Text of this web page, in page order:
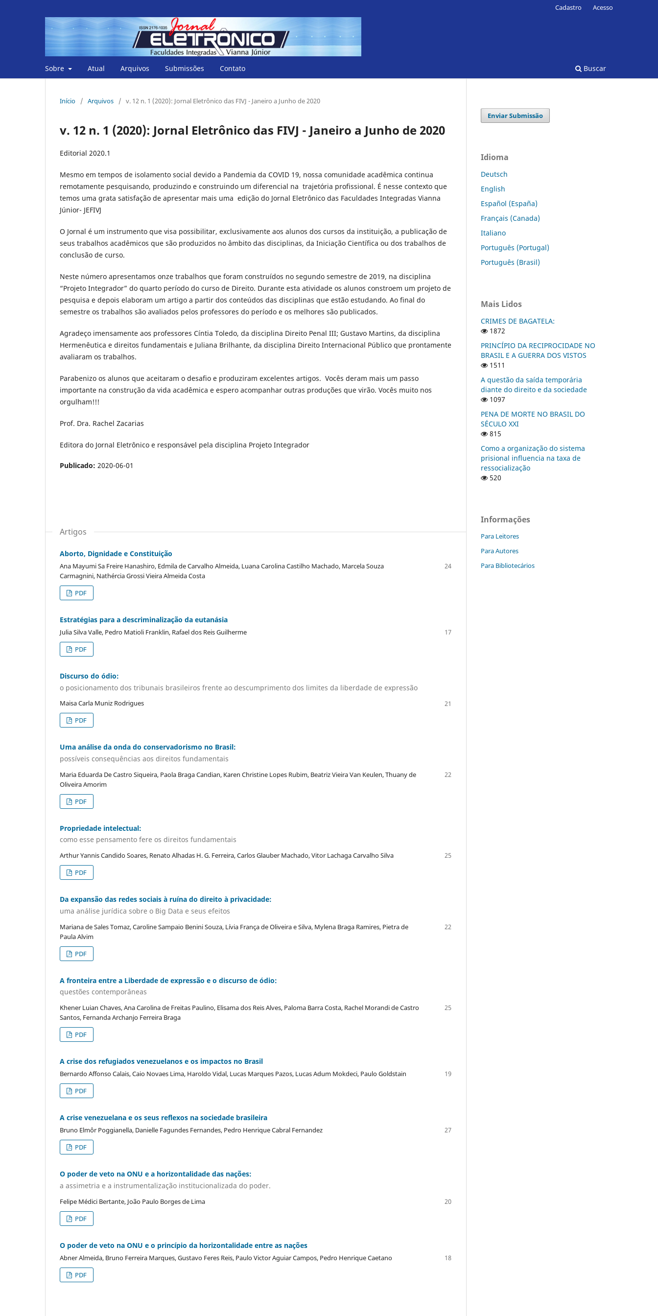
Sobre Atual Arquivos Submissões Contato Buscar
Cadastro Acesso
Início / Arquivos / v. 12 n. 1 (2020): Jornal Eletrônico das FIVJ - Janeiro a Junho de 2020
v. 12 n. 1 (2020): Jornal Eletrônico das FIVJ - Janeiro a Junho de 2020
Editorial 2020.1
Mesmo em tempos de isolamento social devido a Pandemia da COVID 19, nossa comunidade acadêmica continua
remotamente pesquisando, produzindo e construindo um diferencial na trajetória profissional. É nesse contexto que
temos uma grata satisfação de apresentar mais uma edição do Jornal Eletrônico das Faculdades Integradas Vianna
Júnior- JEFIVJ
O Jornal é um instrumento que visa possibilitar, exclusivamente aos alunos dos cursos da instituição, a publicação de
seus trabalhos acadêmicos que são produzidos no âmbito das disciplinas, da Iniciação Científica ou dos trabalhos de
conclusão de curso.
Neste número apresentamos onze trabalhos que foram construídos no segundo semestre de 2019, na disciplina
“Projeto Integrador” do quarto período do curso de Direito. Durante esta atividade os alunos constroem um projeto de
pesquisa e depois elaboram um artigo a partir dos conteúdos das disciplinas que estão estudando. Ao final do
semestre os trabalhos são avaliados pelos professores do período e os melhores são publicados.
Agradeço imensamente aos professores Cíntia Toledo, da disciplina Direito Penal III; Gustavo Martins, da disciplina
Hermenêutica e direitos fundamentais e Juliana Brilhante, da disciplina Direito Internacional Público que prontamente
avaliaram os trabalhos.
Parabenizo os alunos que aceitaram o desafio e produziram excelentes artigos. Vocês deram mais um passo
importante na construção da vida acadêmica e espero acompanhar outras produções que virão. Vocês muito nos
orgulham!!!
Prof. Dra. Rachel Zacarias
Editora do Jornal Eletrônico e responsável pela disciplina Projeto Integrador
Publicado: 2020-06-01
Artigos
Aborto, Dignidade e Constituição
Ana Mayumi Sa Freire Hanashiro, Edmila de Carvalho Almeida, Luana Carolina Castilho Machado, Marcela Souza
Carmagnini, Nathércia Grossi Vieira Almeida Costa
24
PDF
Estratégias para a descriminalização da eutanásia
Julia Silva Valle, Pedro Matioli Franklin, Rafael dos Reis Guilherme
17
PDF
Discurso do ódio:
o posicionamento dos tribunais brasileiros frente ao descumprimento dos limites da liberdade de expressão
Maisa Carla Muniz Rodrigues
21
PDF
Uma análise da onda do conservadorismo no Brasil:
possíveis consequências aos direitos fundamentais
Maria Eduarda De Castro Siqueira, Paola Braga Candian, Karen Christine Lopes Rubim, Beatriz Vieira Van Keulen, Thuany de
Oliveira Amorim
22
PDF
Propriedade intelectual:
como esse pensamento fere os direitos fundamentais
Arthur Yannis Candido Soares, Renato Alhadas H. G. Ferreira, Carlos Glauber Machado, Vitor Lachaga Carvalho Silva
25
PDF
Da expansão das redes sociais à ruína do direito à privacidade:
uma análise jurídica sobre o Big Data e seus efeitos
Mariana de Sales Tomaz, Caroline Sampaio Benini Souza, Lívia França de Oliveira e Silva, Mylena Braga Ramires, Pietra de
Paula Alvim
22
PDF
A fronteira entre a Liberdade de expressão e o discurso de ódio:
questões contemporâneas
Khener Luian Chaves, Ana Carolina de Freitas Paulino, Elisama dos Reis Alves, Paloma Barra Costa, Rachel Morandi de Castro
Santos, Fernanda Archanjo Ferreira Braga
25
PDF
A crise dos refugiados venezuelanos e os impactos no Brasil
Bernardo Affonso Calais, Caio Novaes Lima, Haroldo Vidal, Lucas Marques Pazos, Lucas Adum Mokdeci, Paulo Goldstain
19
PDF
A crise venezuelana e os seus reflexos na sociedade brasileira
Bruno Elmôr Poggianella, Danielle Fagundes Fernandes, Pedro Henrique Cabral Fernandez
27
PDF
O poder de veto na ONU e a horizontalidade das nações:
a assimetria e a instrumentalização institucionalizada do poder.
Felipe Médici Bertante, João Paulo Borges de Lima
20
PDF
O poder de veto na ONU e o princípio da horizontalidade entre as nações
Abner Almeida, Bruno Ferreira Marques, Gustavo Feres Reis, Paulo Victor Aguiar Campos, Pedro Henrique Caetano
18
PDF
Enviar Submissão
Idioma
Deutsch
English
Español (España)
Français (Canada)
Italiano
Português (Portugal)
Português (Brasil)
Mais Lidos
CRIMES DE BAGATELA:
1872
PRINCÍPIO DA RECIPROCIDADE NO
BRASIL E A GUERRA DOS VISTOS
1511
A questão da saída temporária
diante do direito e da sociedade
1097
PENA DE MORTE NO BRASIL DO
SÉCULO XXI
815
Como a organização do sistema
prisional influencia na taxa de
ressocialização
520
Informações
Para Leitores
Para Autores
Para Bibliotecários